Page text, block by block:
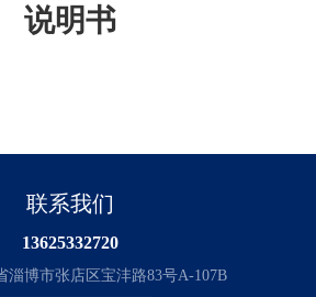
说明书
联系我们
13625332720
淄博市张店区宝沣路83号A-107B